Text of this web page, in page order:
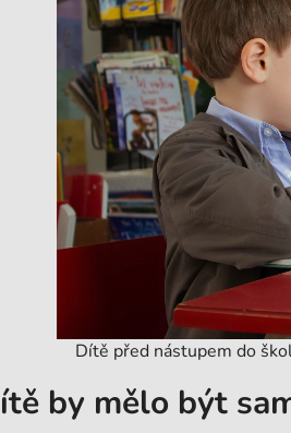
Dítě před nástupem do
by mělo být